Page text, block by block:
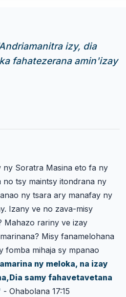
izy, dia
fahatezerana amin'izay
ny Soratra Masina eto fa ny
tsy maintsy itondrana ny
ny tsara ary manafay ny
Izany ve no zava-misy
Mahazo rariny ve izay
Misy fanamelohana
fomba mihaja sy mpanao
ny meloka, na izay
samy fahavetavetana
- Ohabolana 17:15